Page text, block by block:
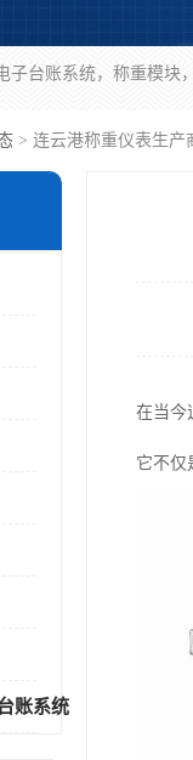
> 连云港称重仪表生产
账系统
在当今
它不仅